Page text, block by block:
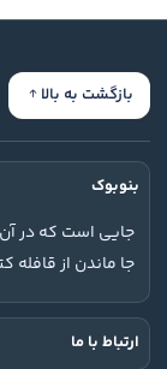
بازگشت به بالا
بنوبوک
جایی است که در آن
جا ماندن از قافله
ارتباط با ما